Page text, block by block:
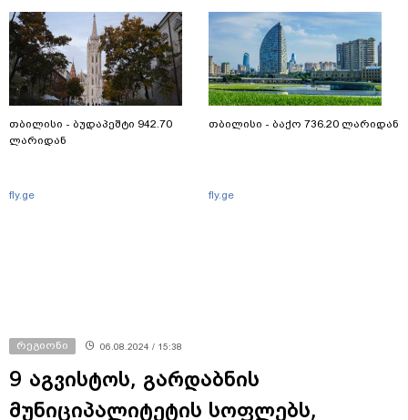
თბილისი - ბუდაპეშტი 942.70
ლარიდან
fly.ge
თბილისი - ბაქო 736.20 ლარიდან
fly.ge
რეგიონი 06.08.2024 / 15:38
9 აგვისტოს, გარდაბნის
მუნიციპალიტეტის სოფლებს,